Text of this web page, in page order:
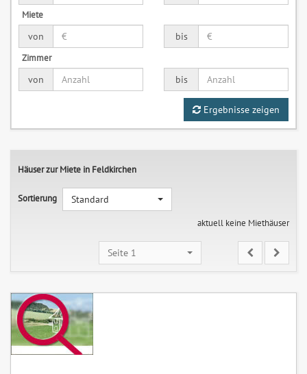
Miete
von
bis
Zimmer
von
bis
Ergebnisse zeigen
Häuser zur Miete in Feldkirchen
Sortierung
Standard
aktuell keine Miethäuser
Seite 1